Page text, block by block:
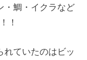
・鯛・イクラなど
！
れていたのはビッ